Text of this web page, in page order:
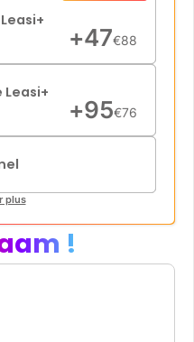
+47€88
+95€76
plus
!